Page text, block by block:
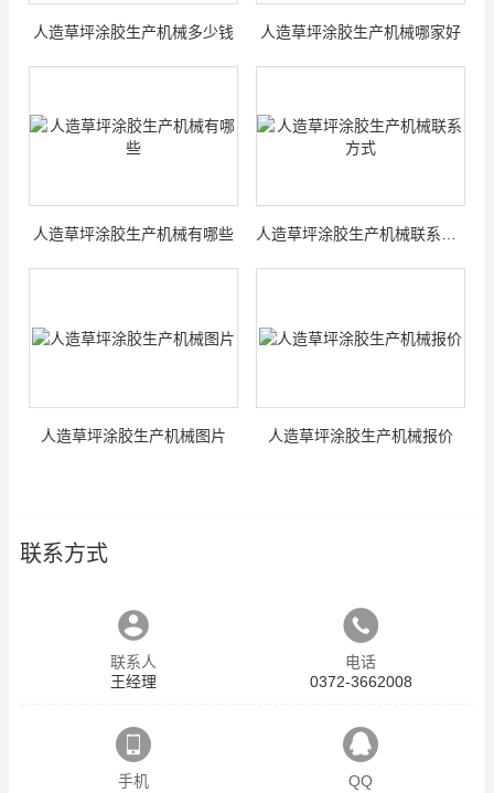
人造草坪涂胶生产机械多少钱 人造草坪涂胶生产机械哪家好
人造草坪涂胶生产机械有哪些
人造草坪涂胶生产机械图片 人造草坪涂胶生产机械报价
联系方式
联系人
王经理
电话
0372-3662008
手机
QQ